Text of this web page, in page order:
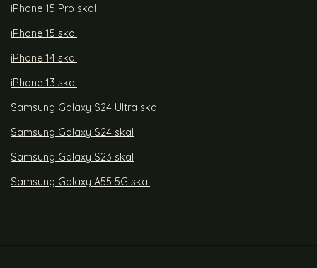
iPhone 15 Pro skal
iPhone 15 skal
iPhone 14 skal
iPhone 13 skal
Samsung Galaxy S24 Ultra skal
Samsung Galaxy S24 skal
Samsung Galaxy S23 skal
Samsung Galaxy A55 5G skal